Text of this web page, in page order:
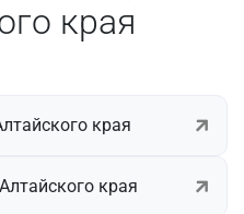
края
края
края